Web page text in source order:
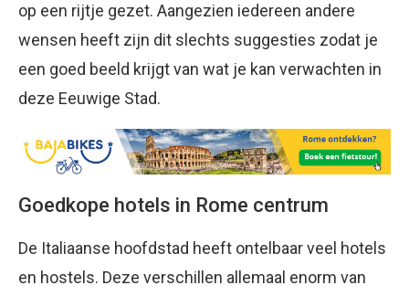
op een rijtje gezet. Aangezien iedereen andere
wensen heeft zijn dit slechts suggesties zodat je
een goed beeld krijgt van wat je kan verwachten in
deze Eeuwige Stad.
Goedkope hotels in Rome centrum
De Italiaanse hoofdstad heeft ontelbaar veel hotels
en hostels. Deze verschillen allemaal enorm van